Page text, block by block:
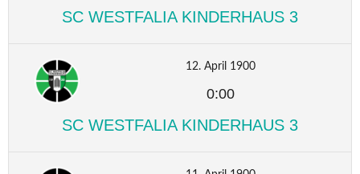
SC WESTFALIA KINDERHAUS 3
12. April 1900
0:00
SC WESTFALIA KINDERHAUS 3